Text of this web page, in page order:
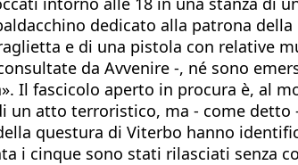
dedicato alla patrona
e di una pistola con relative
da Avvenire -, né sono
Il fascicolo aperto in procura è, al
un atto terroristico, ma - come
questura di Viterbo hanno
i cinque sono stati rilasciati senza